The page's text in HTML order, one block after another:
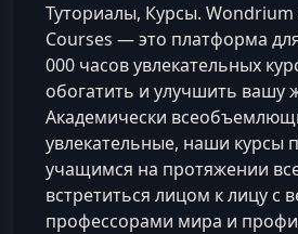
Туториалы, Курсы. Wondrium
Courses — это платформа
000 часов увлекательных
обогатить и улучшить вашу
Академически
увлекательные, наши курсы
учащимся на протяжении
встретиться лицом к лицу с
профессорами мира и